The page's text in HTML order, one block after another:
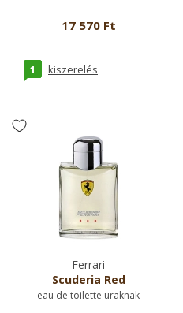
17 570 Ft
1 kiszerelés
Ferrari
Scuderia Red
eau de toilette uraknak